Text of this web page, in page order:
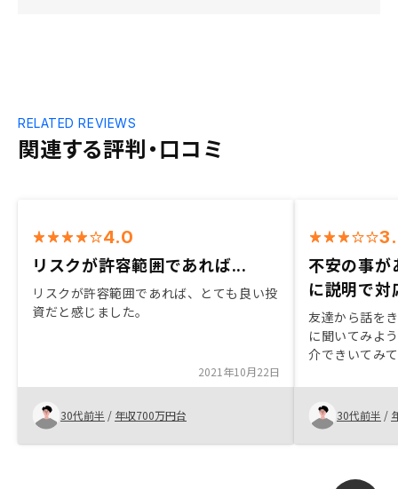
関連する評判・口コミ
RELATED REVIEWS
4.0
リスクが許容範囲であれば...
リスクが許容範囲であれば、とても良い投
資だと感じました。
2021年10月22日
30代前半 / 年収700万円台
不安の事が
に説明で対
友達から話を
に聞いてみよ
介できいてみ
て、リスクが
であるし、中
ので決めまし
30代前半 /